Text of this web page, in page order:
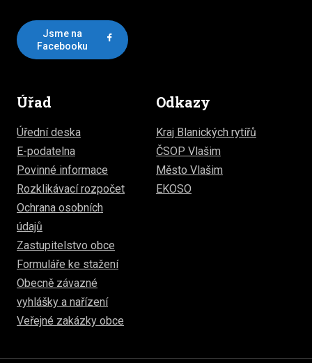
Jsme na
Facebooku
Úřad
Úřední deska
E-podatelna
Povinné informace
Rozklikávací rozpočet
Ochrana osobních
údajů
Zastupitelstvo obce
Formuláře ke stažení
Obecně závazné
vyhlášky a nařízení
Veřejné zakázky obce
Odkazy
Kraj Blanických rytířů
ČSOP Vlašim
Město Vlašim
EKOSO